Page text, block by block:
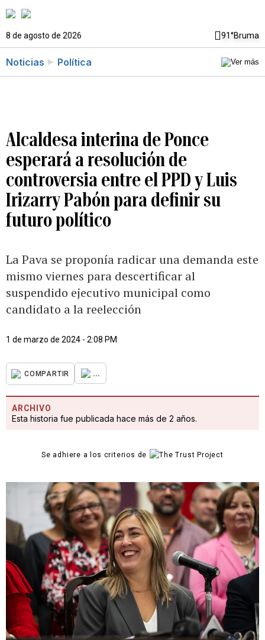
8 de agosto de 2026 91°Bruma
Noticias Política
Alcaldesa interina de Ponce
esperará a resolución de
controversia entre el PPD y Luis
Irizarry Pabón para definir su
futuro político
La Pava se proponía radicar una demanda este
mismo viernes para descertificar al
suspendido ejecutivo municipal como
candidato a la reelección
1 de marzo de 2024 - 2:08 PM
COMPARTIR ...
ARCHIVO
Esta historia fue publicada hace más de 2 años.
Se adhiere a los criterios de